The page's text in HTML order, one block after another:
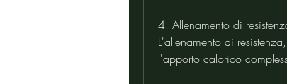
4. Allenamento di
L'allenamento di
l'apporto calorico